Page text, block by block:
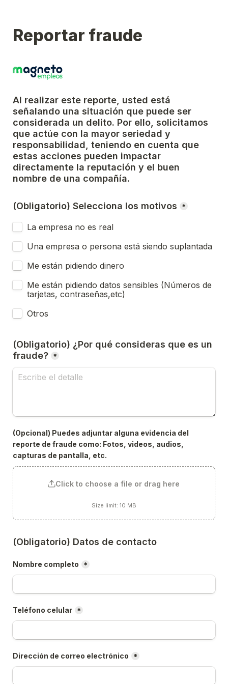
Reportar fraude
Al realizar este reporte, usted está
señalando una situación que puede ser
considerada un delito. Por ello, solicitamos
que actúe con la mayor seriedad y
responsabilidad, teniendo en cuenta que
estas acciones pueden impactar
directamente la reputación y el buen
nombre de una compañía.
(Obligatorio) Selecciona los motivos *
La empresa no es real
Una empresa o persona está siendo suplantada
Me están pidiendo dinero
Me están pidiendo datos sensibles (Números de
tarjetas, contraseñas,etc)
Otros
(Obligatorio) ¿Por qué consideras que es un
fraude? *
(Opcional) Puedes adjuntar alguna evidencia del
reporte de fraude como: Fotos, videos, audios,
capturas de pantalla, etc.
Click to choose a file or drag here
Size limit: 10 MB
(Obligatorio) Datos de contacto
Nombre completo *
Teléfono celular *
Dirección de correo electrónico *